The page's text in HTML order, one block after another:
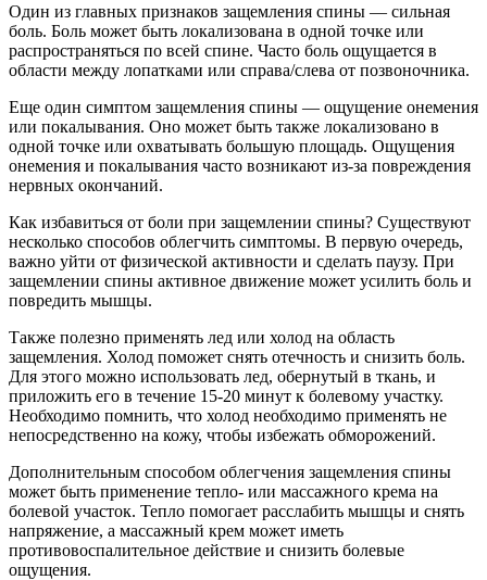
Один из главных признаков защемления спины — сильная
боль. Боль может быть локализована в одной точке или
распространяться по всей спине. Часто боль ощущается в
области между лопатками или справа/слева от позвоночника.
Еще один симптом защемления спины — ощущение онемения
или покалывания. Оно может быть также локализовано в
одной точке или охватывать большую площадь. Ощущения
онемения и покалывания часто возникают из-за повреждения
нервных окончаний.
Как избавиться от боли при защемлении спины? Существуют
несколько способов облегчить симптомы. В первую очередь,
важно уйти от физической активности и сделать паузу. При
защемлении спины активное движение может усилить боль и
повредить мышцы.
Также полезно применять лед или холод на область
защемления. Холод поможет снять отечность и снизить боль.
Для этого можно использовать лед, обернутый в ткань, и
приложить его в течение 15-20 минут к болевому участку.
Необходимо помнить, что холод необходимо применять не
непосредственно на кожу, чтобы избежать обморожений.
Дополнительным способом облегчения защемления спины
может быть применение тепло- или массажного крема на
болевой участок. Тепло помогает расслабить мышцы и снять
напряжение, а массажный крем может иметь
противовоспалительное действие и снизить болевые
ощущения.